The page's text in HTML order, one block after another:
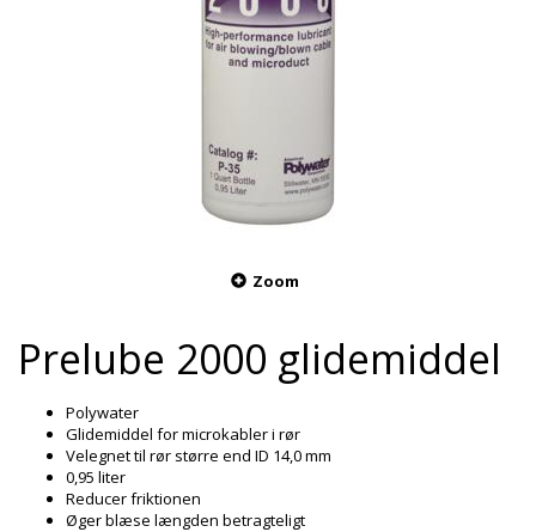
Zoom
Prelube 2000 glidemiddel
Polywater
Glidemiddel for microkabler i rør
Velegnet til rør større end ID 14,0 mm
0,95 liter
Reducer friktionen
Øger blæse længden betragteligt